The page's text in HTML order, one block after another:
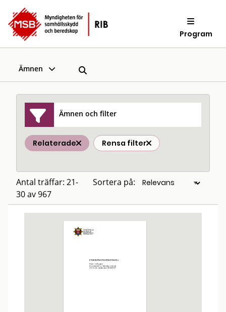
Program
Ämnen
Ämnen och filter
Relaterade Rensa filter
Antal träffar: 21-
30 av 967
Sortera på: